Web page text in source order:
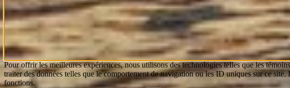
Pour offrir les meilleures expériences, nous utilisons des technologies telles que les
traiter des données telles que le comportement de navigation ou les ID uniques sur ce
fonctions.